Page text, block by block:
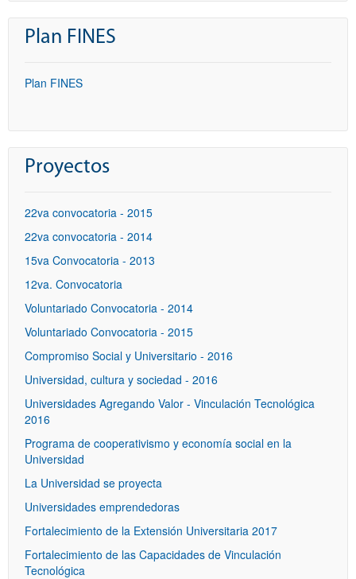
Plan FINES
Plan FINES
Proyectos
22va convocatoria - 2015
22va convocatoria - 2014
15va Convocatoria - 2013
12va. Convocatoria
Voluntariado Convocatoria - 2014
Voluntariado Convocatoria - 2015
Compromiso Social y Universitario - 2016
Universidad, cultura y sociedad - 2016
Universidades Agregando Valor - Vinculación Tecnológica
2016
Programa de cooperativismo y economía social en la
Universidad
La Universidad se proyecta
Universidades emprendedoras
Fortalecimiento de la Extensión Universitaria 2017
Fortalecimiento de las Capacidades de Vinculación
Tecnológica